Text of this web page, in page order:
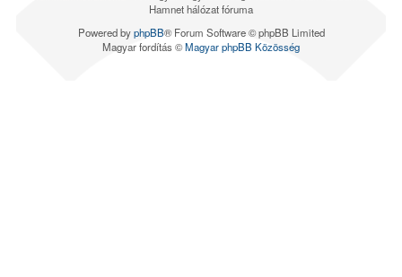
Hamnet hálózat fóruma
Powered byphpBB® Forum Software © phpBB Limited
Magyar fordítás ©Magyar phpBB Közösség